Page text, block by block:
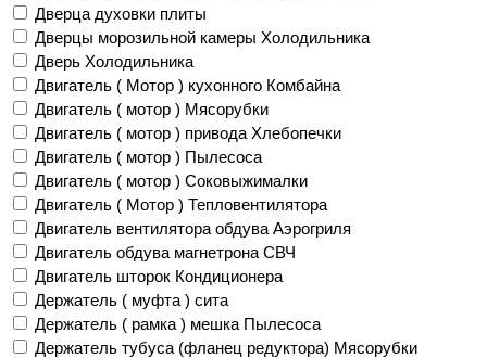
Дверца духовки плиты
Дверцы морозильной камеры Холодильника
Дверь Холодильника
Двигатель ( Мотор ) кухонного Комбайна
Двигатель ( мотор ) Мясорубки
Двигатель ( мотор ) привода Хлебопечки
Двигатель ( мотор ) Пылесоса
Двигатель ( мотор ) Соковыжималки
Двигатель ( Мотор ) Тепловентилятора
Двигатель вентилятора обдува Аэрогриля
Двигатель обдува магнетрона СВЧ
Двигатель шторок Кондиционера
Держатель ( муфта ) сита
Держатель ( рамка ) мешка Пылесоса
Держатель тубуса (фланец редуктора) Мясорубки